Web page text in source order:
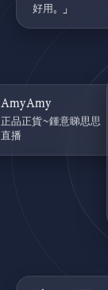
好用。」
AmyAmy
正品正貨~鍾意睇思思
直播